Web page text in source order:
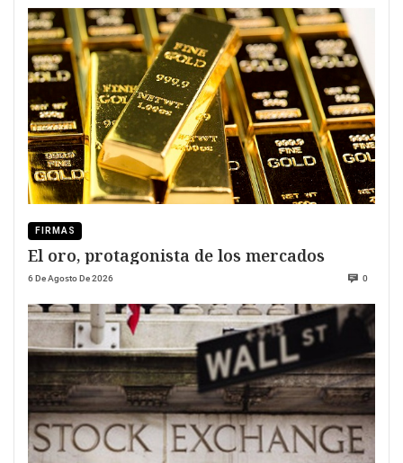
FIRMAS
El oro, protagonista de los mercados
6 De Agosto De 2026 0